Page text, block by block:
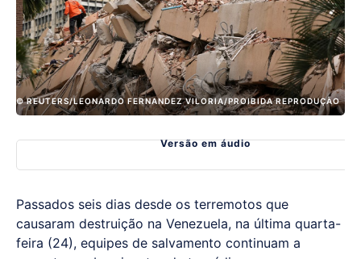
© REUTERS/LEONARDO FERNANDEZ VILORIA/PROIBIDA REPRODUÇÃO
Versão em áudio
Passados seis dias desde os terremotos que
causaram destruição na Venezuela, na última quarta-
feira (24), equipes de salvamento continuam a